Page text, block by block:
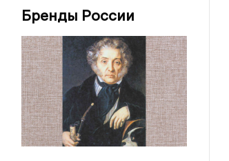
Бренды России